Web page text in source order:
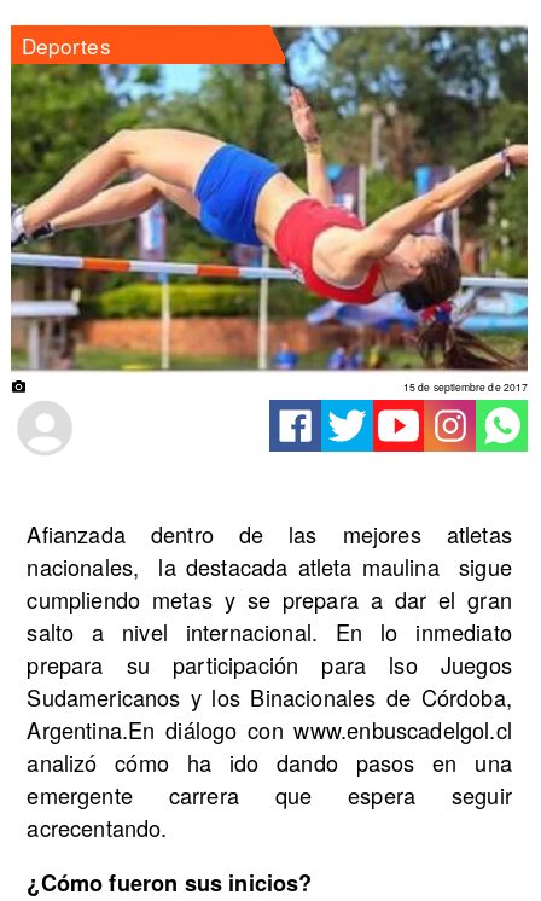
Deportes
15 de septiembre de 2017
Afianzada dentro de las mejores atletas
nacionales, la destacada atleta maulina sigue
cumpliendo metas y se prepara a dar el gran
salto a nivel internacional. En lo inmediato
prepara su participación para lso Juegos
Sudamericanos y los Binacionales de Córdoba,
Argentina.En diálogo con www.enbuscadelgol.cl
analizó cómo ha ido dando pasos en una
emergente carrera que espera seguir
acrecentando.
¿Cómo fueron sus inicios?